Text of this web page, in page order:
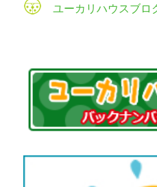
ユーカリハウスブロ